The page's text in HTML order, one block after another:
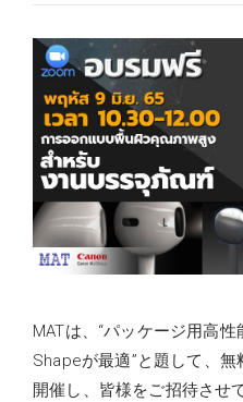
MATは、“パッケージ用高
Shapeが最適”と題して、
開催し、皆様をご招待させ